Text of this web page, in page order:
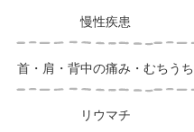
慢性疾患
首・肩・背中の痛み・むちうち
リウマチ